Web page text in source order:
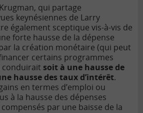
qui partage
keynésiennes de Larry
également sceptique vis-à-vis de
forte hausse de la dépense
la création monétaire (qui peut
certains programmes
conduirait soit à une hausse de
hausse des taux d’intérêt.
en termes d’emploi ou
à la hausse des dépenses
par une baisse de la